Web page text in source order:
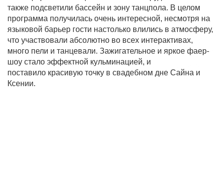
также подсветили бассейн и зону танцпола. В целом
программа получилась очень интересной, несмотря на
языковой барьер гости настолько влились в атмосферу,
что участвовали абсолютно во всех интерактивах,
много пели и танцевали. Зажигательное и яркое фаер-
шоу стало эффектной кульминацией, и
поставило красивую точку в свадебном дне Сайна и
Ксении.